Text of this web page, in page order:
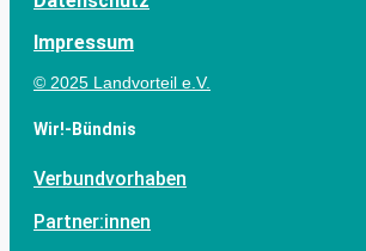
Impressum
© 2025 Landvorteil e.V.
Wir!-Bündnis
Verbundvorhaben
Partner:innen